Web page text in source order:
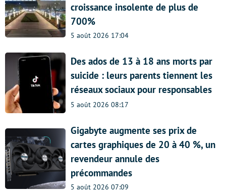
croissance insolente de plus de
700%
5 août 2026 17:04
Des ados de 13 à 18 ans morts par
suicide : leurs parents tiennent les
réseaux sociaux pour responsables
5 août 2026 08:17
Gigabyte augmente ses prix de
cartes graphiques de 20 à 40 %, un
revendeur annule des
précommandes
5 août 2026 07:09